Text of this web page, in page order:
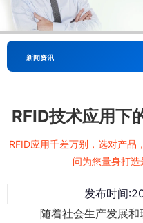
新闻资讯
RFID技术应用下
RFID应用千差万别，选对产品
问为您量身打造
发布时间
随着社会生产发展和